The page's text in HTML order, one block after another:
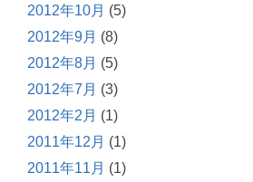
2012年10月 (5)
2012年9月 (8)
2012年8月 (5)
2012年7月 (3)
2012年2月 (1)
2011年12月 (1)
2011年11月 (1)